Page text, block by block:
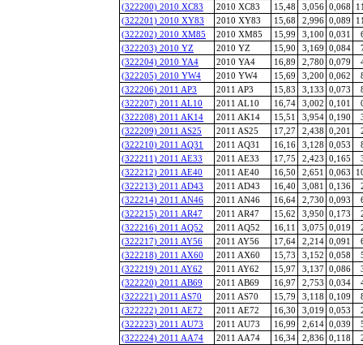
(322200) 2010 XC83
2010 XC83 15,48 3,056 0,068
(322201) 2010 XY83
2010 XY83 15,68 2,996 0,089
(322202) 2010 XM85
2010 XM85 15,99 3,100 0,031
(322203) 2010 YZ
2010 YZ 15,90 3,169 0,084
(322204) 2010 YA4
2010 YA4 16,89 2,780 0,079
(322205) 2010 YW4
2010 YW4 15,69 3,200 0,062
(322206) 2011 AP3
2011 AP3 15,83 3,133 0,073
(322207) 2011 AL10
2011 AL10 16,74 3,002 0,101
(322208) 2011 AK14
2011 AK14 15,51 3,954 0,190
(322209) 2011 AS25
2011 AS25 17,27 2,438 0,201
(322210) 2011 AQ31
2011 AQ31 16,16 3,128 0,053
(322211) 2011 AE33
2011 AE33 17,75 2,423 0,165
(322212) 2011 AE40
2011 AE40 16,50 2,651 0,063
(322213) 2011 AD43
2011 AD43 16,40 3,081 0,136
(322214) 2011 AN46
2011 AN46 16,64 2,730 0,093
(322215) 2011 AR47
2011 AR47 15,62 3,950 0,173
(322216) 2011 AQ52
2011 AQ52 16,11 3,075 0,019
(322217) 2011 AY56
2011 AY56 17,64 2,214 0,091
(322218) 2011 AX60
2011 AX60 15,73 3,152 0,058
(322219) 2011 AY62
2011 AY62 15,97 3,137 0,086
(322220) 2011 AB69
2011 AB69 16,97 2,753 0,034
(322221) 2011 AS70
2011 AS70 15,79 3,118 0,109
(322222) 2011 AE72
2011 AE72 16,30 3,019 0,053
(322223) 2011 AU73
2011 AU73 16,99 2,614 0,039
(322224) 2011 AA74
2011 AA74 16,34 2,836 0,118